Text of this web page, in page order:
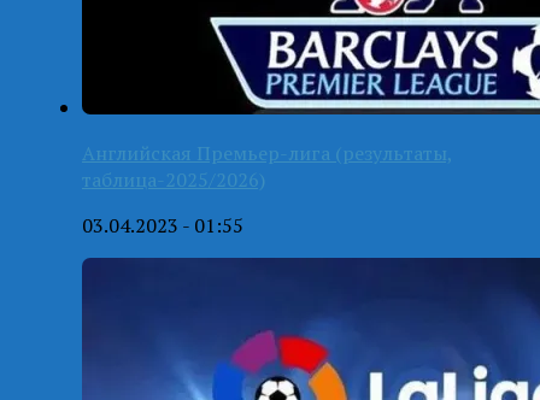
Английская Премьер-лига (результаты,
таблица-2025/2026)
03.04.2023 - 01:55